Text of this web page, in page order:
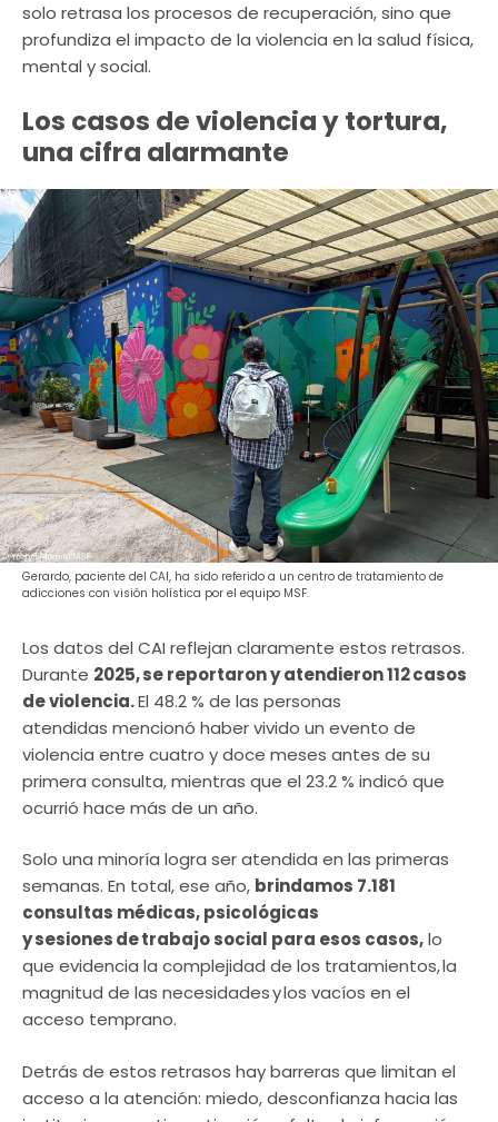
solo retrasa los procesos de recuperación, sino que
profundiza el impacto de la violencia en la salud física,
mental y social.
Los casos de violencia y tortura,
una cifra alarmante
Gerardo, paciente del CAI, ha sido referido a un centro de tratamiento de
adicciones con visión holística por el equipo MSF.
Los datos del CAI reflejan claramente estos retrasos.
Durante 2025, se reportaron y atendieron 112 casos
de violencia.El 48.2 % de las personas
atendidas mencionó haber vivido un evento de
violencia entre cuatro y doce meses antes de su
primera consulta, mientras que el 23.2 % indicó que
ocurrió hace más de un año.
Solo una minoría logra ser atendida en las primeras
semanas. En total, ese año, brindamos 7.181
consultas médicas, psicológicas
y sesiones de trabajo social para esos casos,lo
que evidencia la complejidad de los tratamientos, la
magnitud de las necesidades y los vacíos en el
acceso temprano.
Detrás de estos retrasos hay barreras que limitan el
acceso a la atención: miedo, desconfianza hacia las